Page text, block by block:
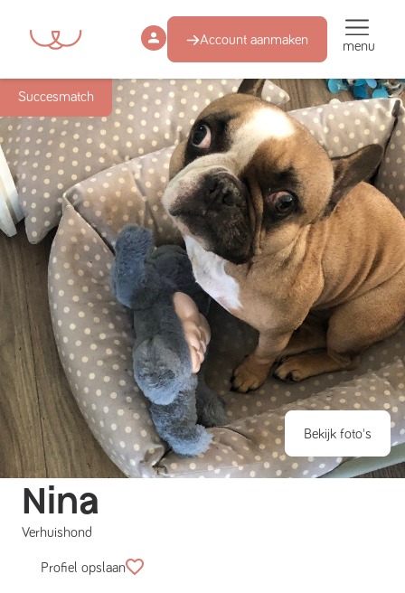
Account aanmaken menu
Succesmatch
Bekijk foto's
Nina
Verhuishond
Profiel opslaan